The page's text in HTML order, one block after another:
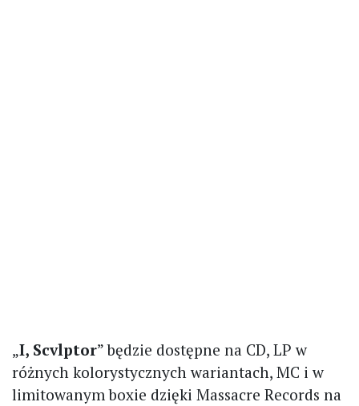
„I, Scvlptor” będzie dostępne na CD, LP w
różnych kolorystycznych wariantach, MC i w
limitowanym boxie dzięki Massacre Records na